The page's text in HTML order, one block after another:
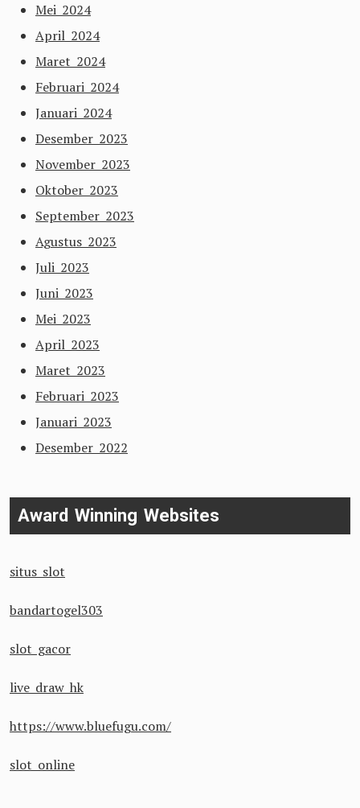
Mei 2024
April 2024
Maret 2024
Februari 2024
Januari 2024
Desember 2023
November 2023
Oktober 2023
September 2023
Agustus 2023
Juli 2023
Juni 2023
Mei 2023
April 2023
Maret 2023
Februari 2023
Januari 2023
Desember 2022
Award Winning Websites
situs slot
bandartogel303
slot gacor
live draw hk
https://www.bluefugu.com/
slot online